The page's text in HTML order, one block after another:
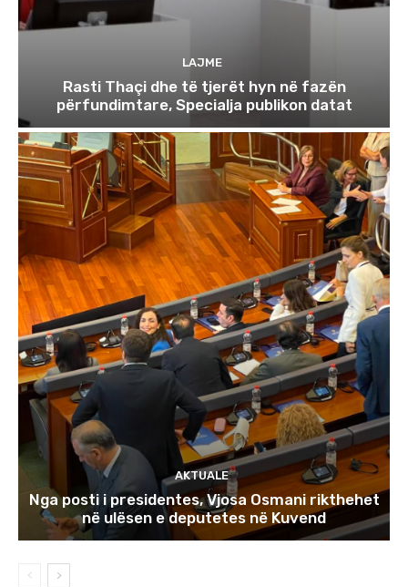
LAJME
Rasti Thaçi dhe të tjerët hyn në fazën
përfundimtare, Specialja publikon datat
AKTUALE
Nga posti i presidentes, Vjosa Osmani rikthehet
në ulësen e deputetes në Kuvend